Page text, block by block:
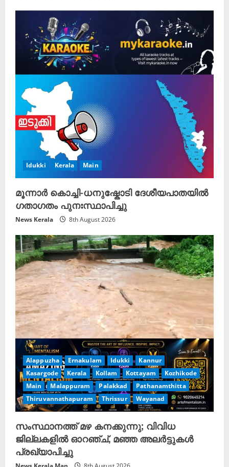
Idukki Kerala Main
മൂന്നാർ കൊച്ചി-ധനുഷ്കോടി ദേശീയപാതയിൽ
ഗതാഗതം പുനഃസ്ഥാപിച്ചു
News Kerala 8th August 2026
Alappuzha Ernakulam Idukki
Kannur
Kasargode
Kerala Kollam Kottayam
Kozhikode
Main
Malappuram Palakkad
Pathanamthitta
Thiruvannathapuram
Thrissur Wayanad
സംസ്ഥാനത്ത് മഴ കനക്കുന്നു; വിവിധ
ജില്ലകളിൽ ഓറഞ്ച്, മഞ്ഞ അലർട്ടുകൾ
പ്രഖ്യാപിച്ചു